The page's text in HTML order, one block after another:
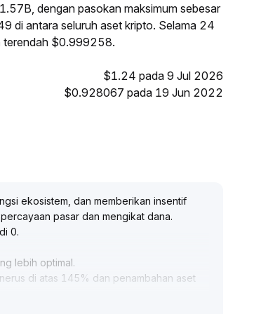
dengan pasokan maksimum sebesar
di antara seluruh aset kripto. Selama 24
terendah $0.999258.
$1.24 pada 9 Jul 2026
$0.928067 pada 19 Jun 2022
ekosistem, dan memberikan insentif
pasar dan mengikat dana.
0.
lebih optimal.
di atas 145% dan penambahan aset
efek pengumpulan dana dalam peluang
yang disediakan oleh pengelolaan dana